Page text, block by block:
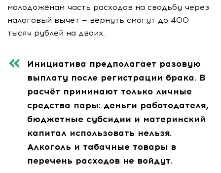
молодожёнам часть расходов на свадьбу через
налоговый вычет — вернуть смогут до 400
тысяч рублей на двоих.
Инициатива предполагает разовую
выплату после регистрации брака. В
расчёт принимают только личные
средства пары: деньги работодателя,
бюджетные субсидии и материнский
капитал использовать нельзя.
Алкоголь и табачные товары в
перечень расходов не войдут.